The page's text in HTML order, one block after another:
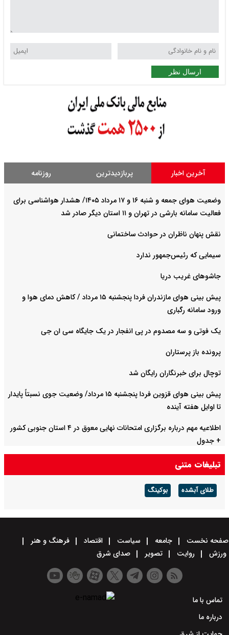
ارسال نظر
آخرین اخبار پربازدیدترین روزنامه
وضعیت هوای جمعه و شنبه ۱۶ و ۱۷ مرداد ۱۴۰۵/ هشدار هواشناسی برای
فعالیت سامانه بارشی در تهران و ۱۱ استان دیگر صادر شد
نقش پنهان ناظران در حوادث ساختمانی
سیمایی که رئیس‌جمهور ندارد
جاشوهای غریب دریا
پیش بینی هوای مازندران فردا پنجشنبه ۱۵ مرداد / کاهش دمای هوا و
ورود سامانه رگباری
یک فوتی و سه مصدوم در پی انفجار در یک جایگاه سی ان جی
پرونده باز پرستاران
توچال برای خبرنگاران رایگان شد
پیش بینی هوای قزوین فردا پنجشنبه ۱۵ مرداد/ وضعیت جوی نسبتاً پایدار
تا اوایل هفته آینده
اطلاعیه مهم درباره برگزاری امتحانات نهایی معوق در ۴ استان جنوبی کشور
+ جدول
تبلیغات متنی
طلای آبشده بوکینگ
صفحه نخست جامعه سیاست اقتصاد
فرهنگ و هنر
ورزش
روایت تصویر صدای شرق
تماس با ما
درباره ما